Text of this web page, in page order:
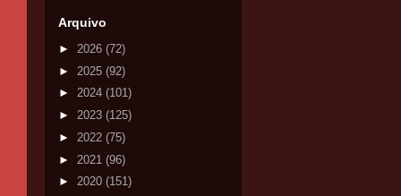
Arquivo
► 2026 (72)
► 2025 (92)
► 2024 (101)
► 2023 (125)
► 2022 (75)
► 2021 (96)
► 2020 (151)